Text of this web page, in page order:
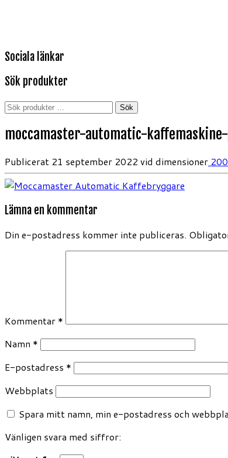
Sociala länkar
Sök produkter
Sök
Sök
moccamaster-automatic-
Publicerat 21 september 2022 vid dimensioner
Lämna en kommentar
Din e-postadress kommer inte publiceras.
Kommentar *
Namn *
E-postadress *
Webbplats
Spara mitt namn, min e-postadress och
Vänligen svara med siffror: